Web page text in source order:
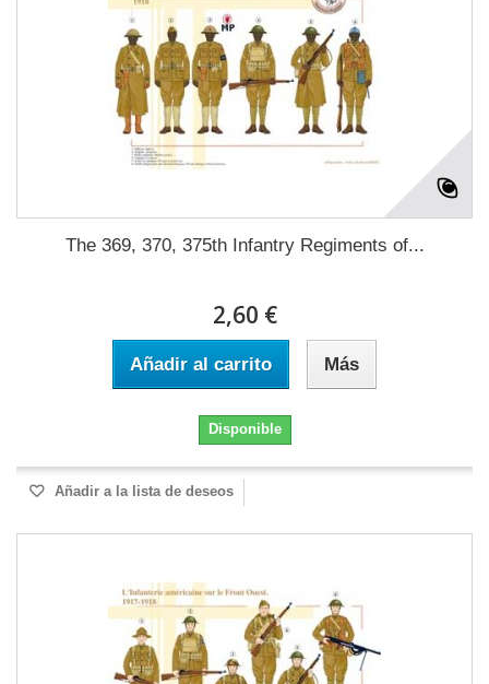
The 369, 370, 375th Infantry Regiments of...
2,60 €
Añadir al carrito Más
Disponible
Añadir a la lista de deseos